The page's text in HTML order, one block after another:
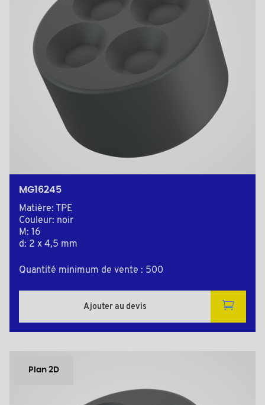
MG16245
Matière: TPE
Couleur: noir
M: 16
d: 2 x 4,5 mm
Quantité minimum de vente : 500
Ajouter au devis
Plan 2D